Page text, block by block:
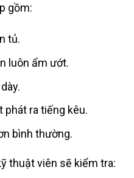
gồm:
tủ.
luôn ẩm ướt.
phát ra tiếng kêu.
bình thường.
thuật viên sẽ kiểm tra: